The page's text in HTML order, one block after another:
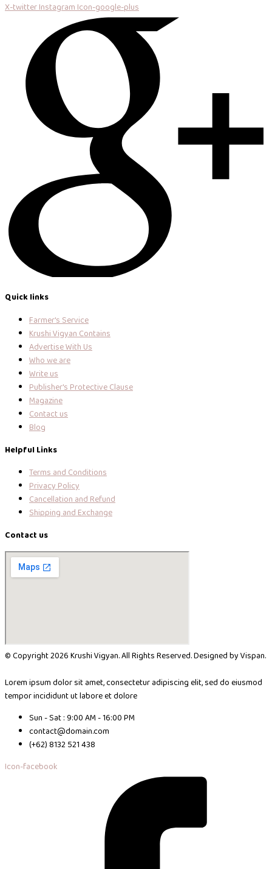
X-twitterInstagramIcon-google-plus
Quick links
Farmer's Service
Krushi Vigyan Contains
Advertise With Us
Who we are
Write us
Publisher's Protective Clause
Magazine
Contact us
Blog
Helpful Links
Terms and Conditions
Privacy Policy
Cancellation and Refund
Shipping and Exchange
Contact us
© Copyright 2026 Krushi Vigyan. All Rights Reserved. Designed by Vispan.
Lorem ipsum dolor sit amet, consectetur adipiscing elit, sed do eiusmod
tempor incididunt ut labore et dolore
Sun - Sat : 9:00 AM - 16:00 PM
contact@domain.com
(+62) 8132 521 438
Icon-facebook